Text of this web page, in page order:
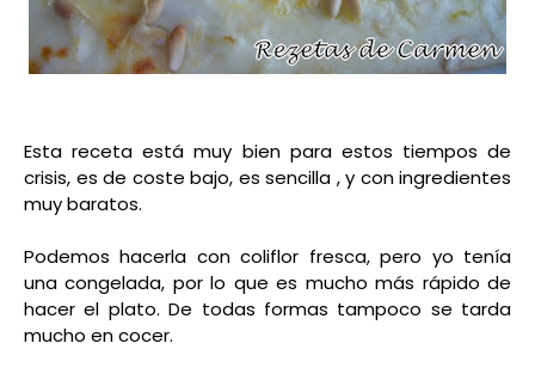
Esta receta está muy bien para estos tiempos de
crisis, es de coste bajo, es sencilla , y con ingredientes
muy baratos.
Podemos hacerla con coliflor fresca, pero yo tenía
una congelada, por lo que es mucho más rápido de
hacer el plato. De todas formas tampoco se tarda
mucho en cocer.